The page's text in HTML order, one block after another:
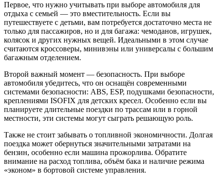
Первое, что нужно учитывать при выборе автомобиля для
отдыха с семьей — это вместительность. Если вы
путешествуете с детьми, вам потребуется достаточно места не
только для пассажиров, но и для багажа: чемоданов, игрушек,
колясок и других нужных вещей. Идеальными в этом случае
считаются кроссоверы, минивэны или универсалы с большим
багажным отделением.
Второй важный момент — безопасность. При выборе
автомобиля убедитесь, что он оснащён современными
системами безопасности: ABS, ESP, подушками безопасности,
креплениями ISOFIX для детских кресел. Особенно если вы
планируете длительные поездки по трассам или в горной
местности, эти системы могут сыграть решающую роль.
Также не стоит забывать о топливной экономичности. Долгая
поездка может обернуться значительными затратами на
бензин, особенно если машина прожорлива. Обратите
внимание на расход топлива, объём бака и наличие режима
«эконом» в бортовой системе управления.